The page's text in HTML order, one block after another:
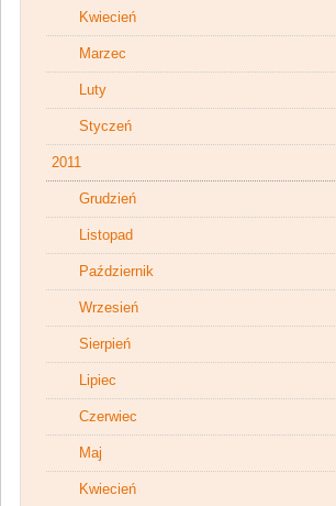
Kwiecień
Marzec
Luty
Styczeń
2011
Grudzień
Listopad
Październik
Wrzesień
Sierpień
Lipiec
Czerwiec
Maj
Kwiecień